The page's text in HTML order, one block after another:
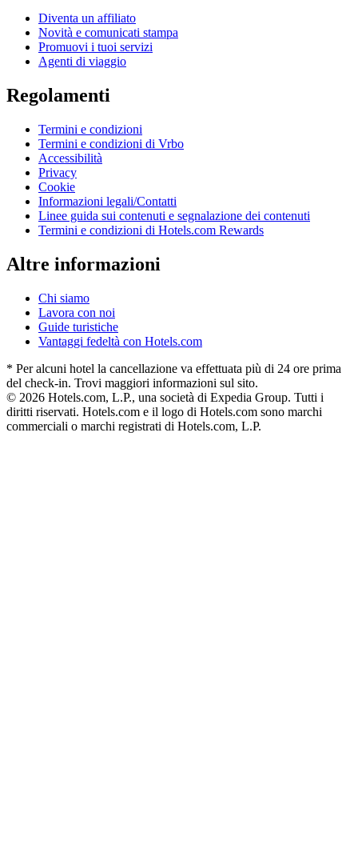
Diventa un affiliato
Novità e comunicati stampa
Promuovi i tuoi servizi
Agenti di viaggio
Regolamenti
Termini e condizioni
Termini e condizioni di Vrbo
Accessibilità
Privacy
Cookie
Informazioni legali/Contatti
Linee guida sui contenuti e segnalazione dei contenuti
Termini e condizioni di Hotels.com Rewards
Altre informazioni
Chi siamo
Lavora con noi
Guide turistiche
Vantaggi fedeltà con Hotels.com
* Per alcuni hotel la cancellazione va effettuata più di 24 ore prima
del check-in. Trovi maggiori informazioni sul sito.
© 2026 Hotels.com, L.P., una società di Expedia Group. Tutti i
diritti riservati. Hotels.com e il logo di Hotels.com sono marchi
commerciali o marchi registrati di Hotels.com, L.P.